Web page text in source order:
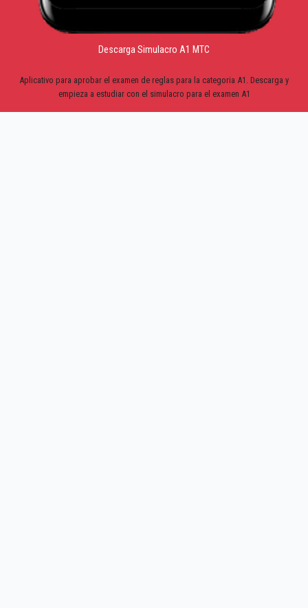
Descarga Simulacro A1 MTC
Aplicativo para aprobar el examen de reglas para la categoria A1. Descarga y
empieza a estudiar con el simulacro para el examen A1